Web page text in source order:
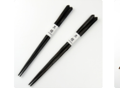
限定品・特別仕様品